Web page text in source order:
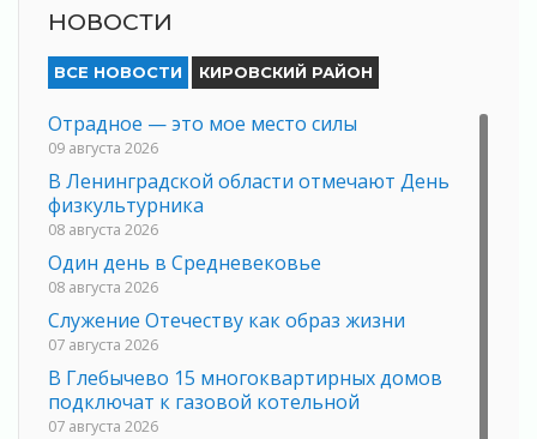
НОВОСТИ
ВСЕ НОВОСТИ КИРОВСКИЙ РАЙОН
Отрадное — это мое место силы
09 августа 2026
В Ленинградской области отмечают День
физкультурника
08 августа 2026
Один день в Средневековье
08 августа 2026
Служение Отечеству как образ жизни
07 августа 2026
В Глебычево 15 многоквартирных домов
подключат к газовой котельной
07 августа 2026